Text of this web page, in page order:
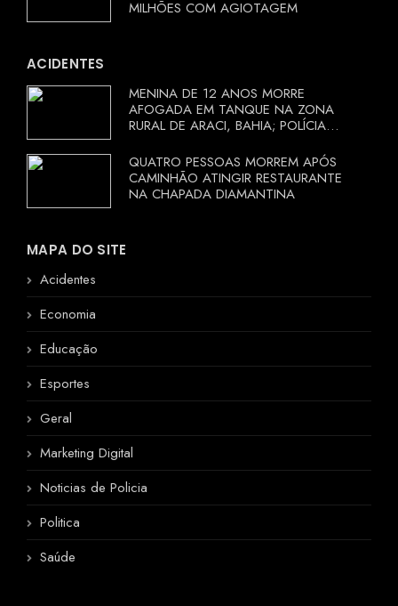
MILHÕES COM AGIOTAGEM
ACIDENTES
MENINA DE 12 ANOS MORRE
AFOGADA EM TANQUE NA ZONA
RURAL DE ARACI, BAHIA; POLÍCIA
QUATRO PESSOAS MORREM APÓS
CAMINHÃO ATINGIR RESTAURANTE
NA CHAPADA DIAMANTINA
MAPA DO SITE
Acidentes
Economia
Educação
Esportes
Geral
Marketing Digital
Noticias de Policia
Politica
Saúde